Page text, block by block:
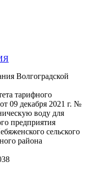
Волгоградской
тарифного
09 декабря 2021 г. №
воду для
предприятия
сельского
района